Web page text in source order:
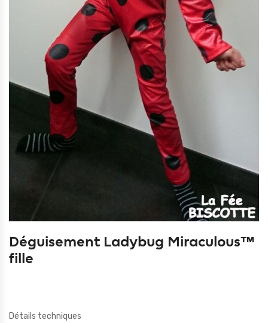
Déguisement Ladybug Miraculous™
fille
Détails techniques